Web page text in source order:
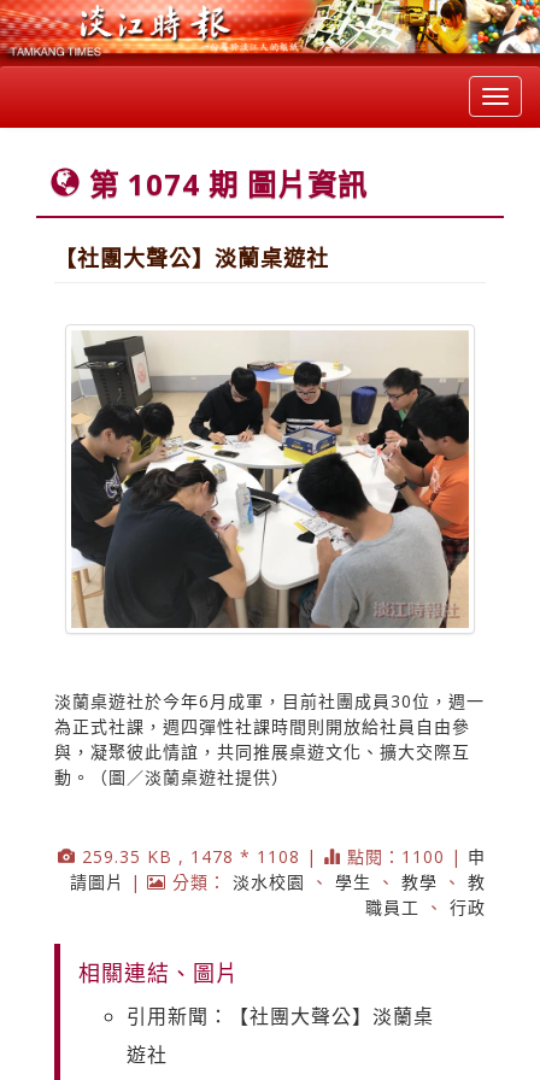
第 1074 期 圖片資訊
【社團大聲公】淡蘭桌遊社
淡蘭桌遊社於今年6月成軍，目前社團成員30位，週一
為正式社課，週四彈性社課時間則開放給社員自由參
與，凝聚彼此情誼，共同推展桌遊文化、擴大交際互
動。（圖／淡蘭桌遊社提供）
259.35 KB , 1478 * 1108 | 點閱：1100 | 申
請圖片
| 分類： 淡水校園 、 學生 、 教學 、 教
職員工
、 行政
相關連結、圖片
引用新聞：【社團大聲公】淡蘭桌
遊社